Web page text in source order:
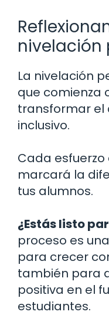
La nivelación
que comienza
transformar el
inclusivo.
Cada
marcará la
tus alumnos.
¿Estás listo
proceso es
para crecer
también para
positiva en el
estudiantes.